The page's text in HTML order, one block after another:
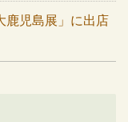
鹿児島展」に出店